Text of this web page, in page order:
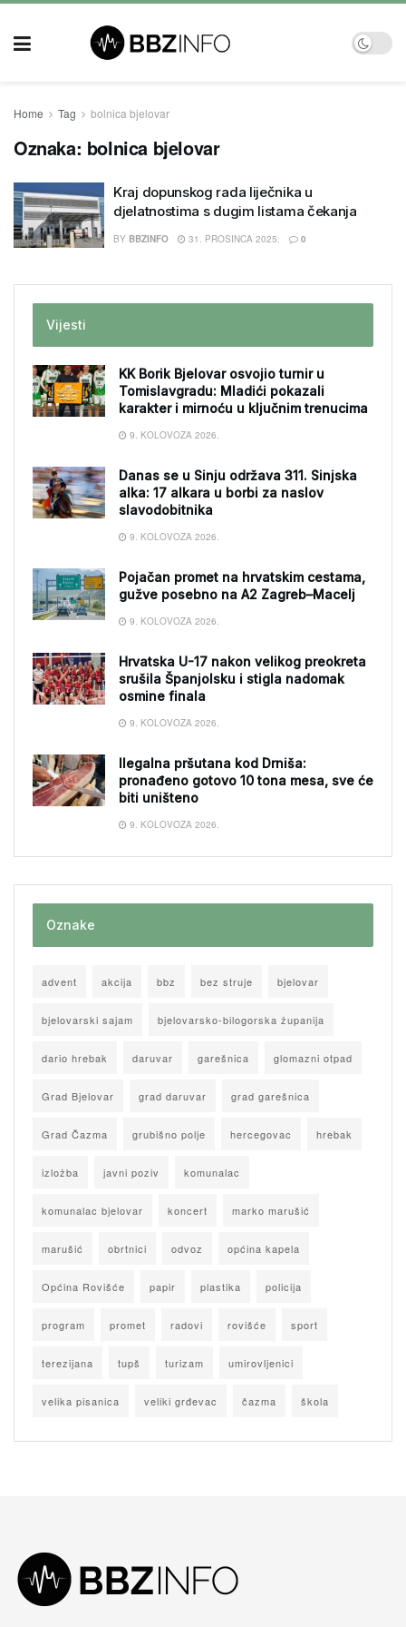
Home Tag bolnica bjelovar
Oznaka: bolnica bjelovar
Kraj dopunskog rada liječnika u
djelatnostima s dugim listama čekanja
BY BBZINFO 31. PROSINCA 2025. 0
Vijesti
KK Borik Bjelovar osvojio turnir u
Tomislavgradu: Mladići pokazali
karakter i mirnoću u ključnim trenucima
9. KOLOVOZA 2026.
Danas se u Sinju održava 311. Sinjska
alka: 17 alkara u borbi za naslov
slavodobitnika
9. KOLOVOZA 2026.
Pojačan promet na hrvatskim cestama,
gužve posebno na A2 Zagreb–Macelj
9. KOLOVOZA 2026.
Hrvatska U-17 nakon velikog preokreta
srušila Španjolsku i stigla nadomak
osmine finala
9. KOLOVOZA 2026.
Ilegalna pršutana kod Drniša:
pronađeno gotovo 10 tona mesa, sve će
biti uništeno
9. KOLOVOZA 2026.
Oznake
advent akcija bbz bez struje bjelovar
bjelovarski sajam bjelovarsko-bilogorska županija
dario hrebak daruvar garešnica glomazni otpad
Grad Bjelovar grad daruvar grad garešnica
Grad Čazma grubišno polje hercegovac hrebak
izložba javni poziv komunalac
komunalac bjelovar koncert marko marušić
marušić obrtnici odvoz općina kapela
Općina Rovišće papir plastika policija
program promet radovi rovišće sport
terezijana tupš turizam umirovljenici
velika pisanica veliki grđevac čazma škola